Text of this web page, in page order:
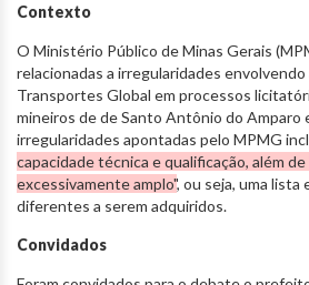
Contexto
O Ministério Público de Minas Gerais
relacionadas a irregularidades
Transportes Global em processos
mineiros de de Santo Antônio do Amparo
irregularidades apontadas pelo MPMG
capacidade técnica e qualificação, além
excessivamente amplo", ou seja, uma
diferentes a serem adquiridos.
Convidados